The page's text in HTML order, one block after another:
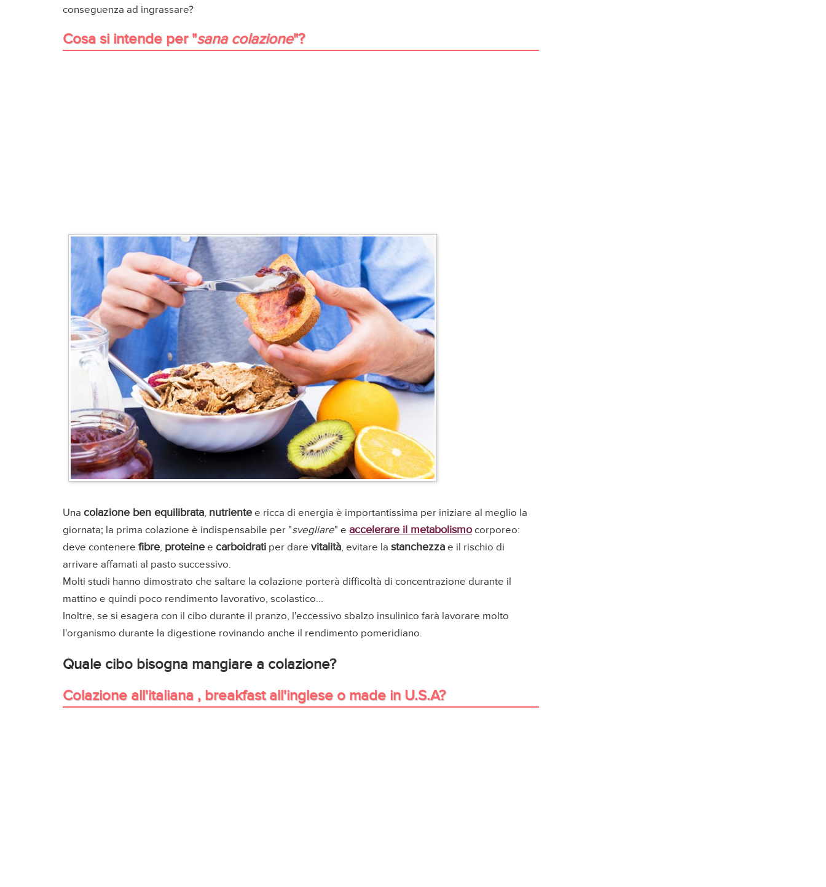
conseguenza ad ingrassare?
Cosa si intende per "sana colazione"?
Una colazione ben equilibrata, nutriente e ricca di energia è importantissima per iniziare al meglio la
giornata; la prima colazione è indispensabile per "svegliare" e accelerare il metabolismocorporeo:
deve contenere fibre, proteine ​​e carboidrati per dare vitalità, evitare la stanchezza e il rischio di
arrivare affamati al pasto successivo.
Molti studi hanno dimostrato che saltare la colazione porterà difficoltà di concentrazione durante il
mattino e quindi poco rendimento lavorativo, scolastico...
Inoltre, se si esagera con il cibo durante il pranzo, l'eccessivo sbalzo insulinico farà lavorare molto
l'organismo durante la digestione rovinando anche il rendimento pomeridiano.
Quale cibo bisogna mangiare a colazione?
Colazione all'italiana , breakfast all'inglese o made in U.S.A?